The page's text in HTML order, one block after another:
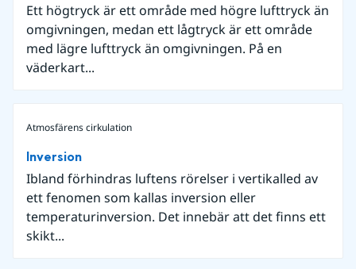
Ett högtryck är ett område med högre lufttryck än
omgivningen, medan ett lågtryck är ett område
med lägre lufttryck än omgivningen. På en
väderkart...
Atmosfärens cirkulation
Inversion
Ibland förhindras luftens rörelser i vertikalled av
ett fenomen som kallas inversion eller
temperaturinversion. Det innebär att det finns ett
skikt...